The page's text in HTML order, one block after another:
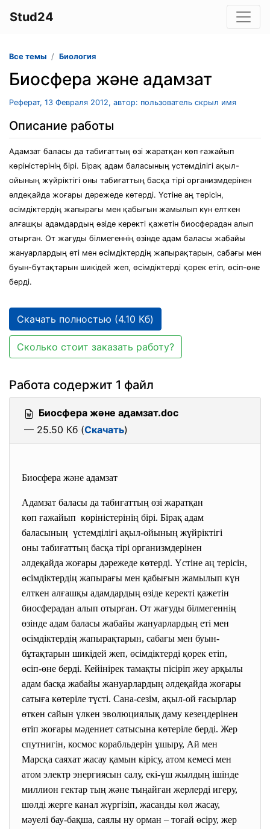
Stud24
Все темы Биология
Биосфера және адамзат
Реферат, 13 Февраля 2012, автор: пользователь скрыл имя
Описание работы
Адамзат баласы да табиғаттың өзі жаратқан көп ғажайып
көріністерінің бірі. Бірақ адам баласының үстемділігі ақыл-
ойының жүйріктігі оны табиғаттың басқа тірі организмдерінен
әлдеқайда жоғары дәрежеде көтерді. Үстіне аң терісін,
өсімдіктердің жапырағы мен қабығын жамылып күн елткен
алғашқы адамдардың өзіде керекті қажетін биосферадан алып
отырған. От жағуды білмегеннің өзінде адам баласы жабайы
жануарлардың еті мен өсімдіктердің жапырақтарын, сабағы мен
буын-бұтақтарын шикідей жеп, өсімдіктерді қорек етіп, өсіп-өне
берді.
Скачать полностью (4.10 Кб)
Сколько стоит заказать работу?
Работа содержит 1 файл
Биосфера және адамзат.doc
— 25.50 Кб (Скачать)
Биосфера және адамзат
Адамзат баласы да табиғаттың өзі жаратқан
көп ғажайып көріністерінің бірі. Бірақ адам
баласының үстемділігі ақыл-ойының жүйріктігі
оны табиғаттың басқа тірі организмдерінен
әлдеқайда жоғары дәрежеде көтерді. Үстіне аң терісін,
өсімдіктердің жапырағы мен қабығын жамылып күн
елткен алғашқы адамдардың өзіде керекті қажетін
биосферадан алып отырған. От жағуды білмегеннің
өзінде адам баласы жабайы жануарлардың еті мен
өсімдіктердің жапырақтарын, сабағы мен буын-
бұтақтарын шикідей жеп, өсімдіктерді қорек етіп,
өсіп-өне берді. Кейінірек тамақты пісіріп жеу арқылы
адам басқа жабайы жануарлардың әлдеқайда жоғары
сатыға көтеріле түсті. Сана-сезім, ақыл-ой ғасырлар
өткен сайын үлкен эволюциялық даму кезеңдерінен
өтіп жоғары мәдениет сатысына көтеріле берді. Жер
спутнигін, космос корабльдерін ұшыру, Ай мен
Марсқа саяхат жасау қамын кірісу, атом кемесі мен
атом электр энергиясын салу, екі-үш жылдың ішінде
миллион гектар тың және тыңайған жерлерді игеру,
шөлді жерге канал жүргізіп, жасанды көл жасау,
мәуелі бау-бақша, саялы ну орман – тоғай өсіру, жер